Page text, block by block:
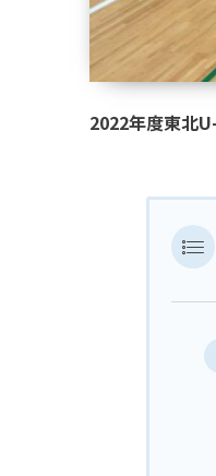
2022年度東北